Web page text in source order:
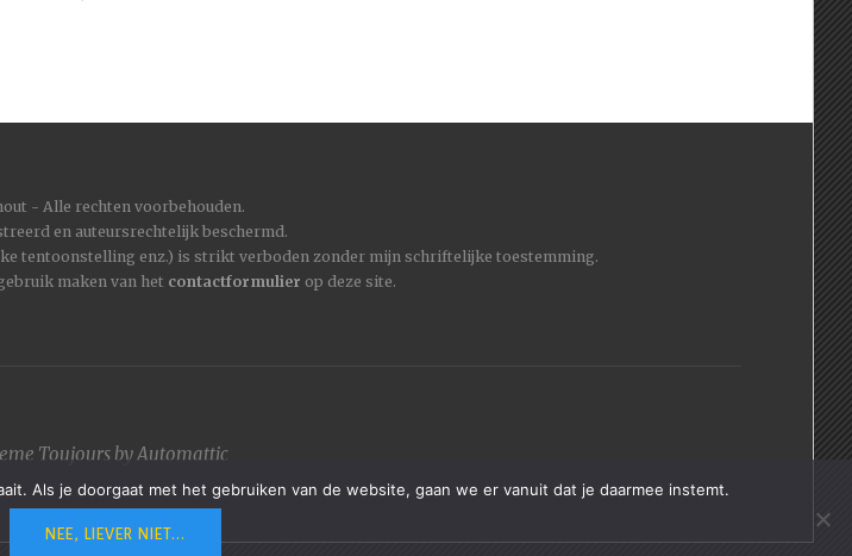
- Alle rechten voorbehouden.
en auteursrechtelijk beschermd.
tentoonstelling enz.) is strikt verboden zonder mijn schriftelijke toestemming.
maken van het contactformulier op deze site.
ToujoursbyAutomattic
Als je doorgaat met het gebruiken van de website, gaan we er vanuit dat je daarmee instemt.
NEE, LIEVER NIET...